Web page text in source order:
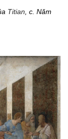
Titian , c. Năm